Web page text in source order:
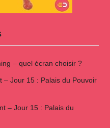
– quel écran choisir ?
– Jour 15 : Palais du Pouvoir
– Jour 15 : Palais du